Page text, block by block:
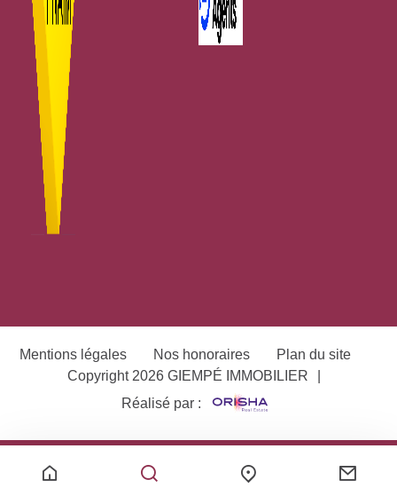
Mentions légales Nos honoraires
Plan du site
Copyright 2026 GIEMPÉ IMMOBILIER
Réalisé par :